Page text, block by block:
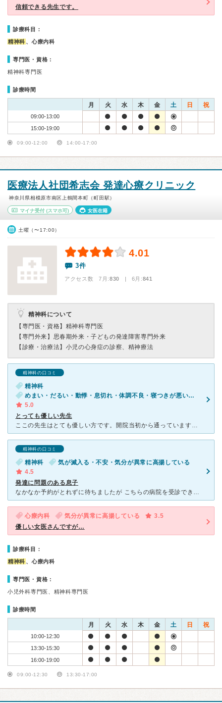
信頼できる先生です。
診療科目：
精神科 、心療内科
専門医・資格：
精神科専門医
診療時間
月 火 水 木 金 土 日 祝
09:00-13:00
15:00-19:00
09:00-12:00 14:00-17:00
医療法人社団希志会 発達心療クリニック
神奈川県相模原市南区上鶴間本町（町田駅）
マイナ受付 (スマホ可) 女医在籍
土曜（〜17:00）
4.01
3件
アクセス数 7月:830 | 6月:841
精神科について
【専門医・資格】 精神科専門医
【専門外来】 思春期外来・子どもの発達障害専門外来
【診療・治療法】 小児の心身症の診察、精神療法
精神科の口コミ
精神科
めまい・だるい・動悸・息切れ・体調不良・寝つきが悪い・不眠・気が滅入る・不安・気分が異常に高揚している
5.0
とっても優しい先生
ここの先生はとても優しい方です。開院当初から通っていますが、褒めてくださる時は褒めてくださいますし、ダメなところはきちんと指摘してくださいます。入院も含め何件か病院を変わりましたが薬もきちんと患者と相
精神科の口コミ
精神科
気が滅入る・不安・気分が異常に高揚している
4.5
発達に問題のある息子
なかなか予約がとれずに待ちましたが こちらの病院を受診できて本当に良かったです なかなか心を開かない息子ですが先生には初診のときから 自分のことを話せて驚きました 聞き方や話すペースなどが とても
心療内科 気分が異常に高揚している
3.5
優しい女医さんですが…
診療科目：
精神科 、心療内科
専門医・資格：
小児外科専門医、精神科専門医
診療時間
月 火 水 木 金 土 日 祝
10:00-12:30
13:30-15:30
16:00-19:00
09:00-12:30 13:30-17:00